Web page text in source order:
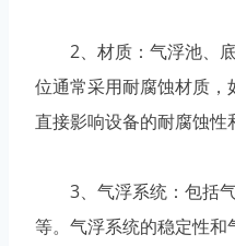
2、材质：气浮池、底
位通常采用耐腐蚀材质，
直接影响设备的耐腐蚀性
3、气浮系统：包括气
等。气浮系统的稳定性